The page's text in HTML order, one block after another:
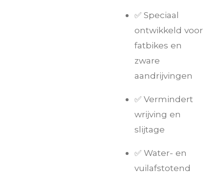
✅ Speciaal
ontwikkeld voor
fatbikes en
zware
aandrijvingen
✅ Vermindert
wrijving en
slijtage
✅ Water- en
vuilafstotend